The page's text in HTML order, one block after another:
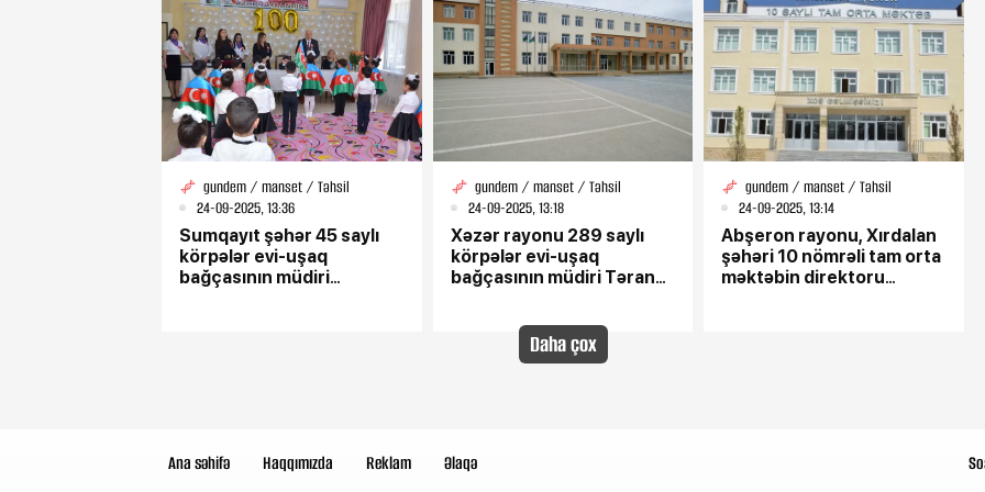
gundem / manset / Təhsil
24-09-2025, 13:36
Sumqayıt şəhər 45 saylı
körpələr evi-uşaq
bağçasının müdiri
gundem / manset / Təhsil
24-09-2025, 13:18
Xəzər rayonu 289 saylı
körpələr evi-uşaq
bağçasının müdiri Təranə
sevimlisi”.
gundem / manset / Təhsil
24-09-2025, 13:14
Abşeron rayonu, Xırdalan
şəhəri 10 nömrəli tam orta
məktəbin direktoru
Daha çox
Ana səhifə Haqqımızda Reklam Əlaqə